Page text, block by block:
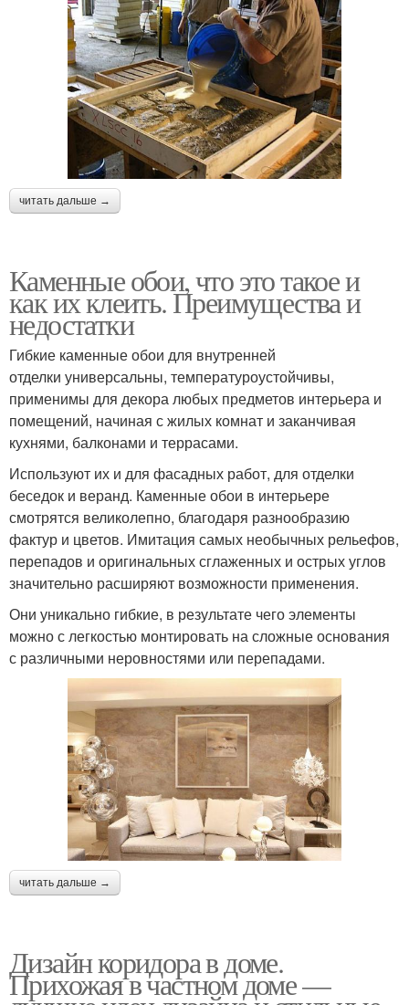
читать дальше →
Каменные обои, что это такое и
как их клеить. Преимущества и
недостатки
Гибкие каменные обои для внутренней
отделки универсальны, температуроустойчивы,
применимы для декора любых предметов интерьера и
помещений, начиная с жилых комнат и заканчивая
кухнями, балконами и террасами.
Используют их и для фасадных работ, для отделки
беседок и веранд. Каменные обои в интерьере
смотрятся великолепно, благодаря разнообразию
фактур и цветов. Имитация самых необычных рельефов,
перепадов и оригинальных сглаженных и острых углов
значительно расширяют возможности применения.
Они уникально гибкие, в результате чего элементы
можно с легкостью монтировать на сложные основания
с различными неровностями или перепадами.
читать дальше →
Дизайн коридора в доме.
Прихожая в частном доме —